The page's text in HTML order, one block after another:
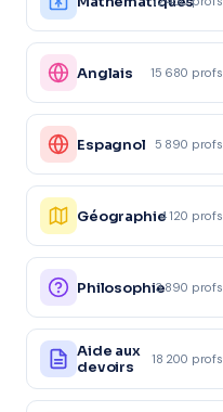
Anglais 15 680 profs
Espagnol 5 890 profs
Géographie4 120 profs
Philosophie3 890 profs
Aide aux
devoirs
18 200 profs